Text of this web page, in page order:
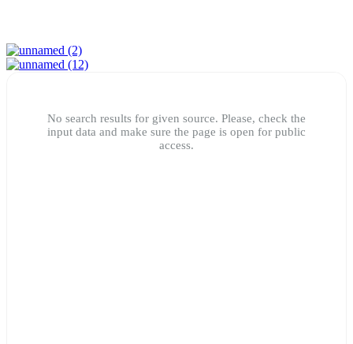
No search results for given source. Please, check the
input data and make sure the page is open for public
access.